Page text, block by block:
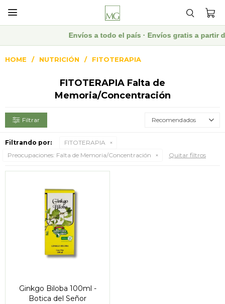

Envíos a todo el país · Envíos gratis a partir
HOME NUTRICIÓN FITOTERAPIA
FITOTERAPIA Falta de
Memoria/Concentración
Recomendados
Filtrando por:
FITOTERAPIA
Preocupaciones: Falta de Memoria/Concentración Quitar filtros
Ginkgo Biloba 100ml -
Botica del Señor